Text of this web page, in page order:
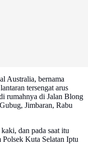
Australia, bernama
tersengat arus
rumahnya di Jalan Blong
Jimbaran, Rabu
dan pada saat itu
Kuta Selatan Iptu